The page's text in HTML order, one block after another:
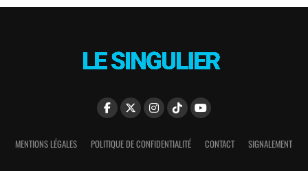
MENTIONS LÉGALES POLITIQUE DE CONFIDENTIALITÉ CONTACT SIGNALEMENT